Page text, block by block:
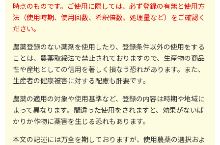
時点のものです。ご使用に際しては、必ず登録の有無と使用方
法（使用時期、使用回数、希釈倍数、処理量など）をご確認く
ださい。
農薬登録のない薬剤を使用したり、登録条件以外の使用をする
ことは、農薬取締法で禁止されておりますので、生産物の商品
性や産地としての信用を著しく損なう恐れがあります。また、
生産者の健康被害に対する配慮も肝要です。
農薬の適用の対象や使用基準など、登録の内容は時期や地域に
よって異なります。間違った使用をされますと、効果がないば
かりか作物に薬害を生じる恐れもあります。
本文の記述には万全を期しておりますが、使用農薬の選択およ